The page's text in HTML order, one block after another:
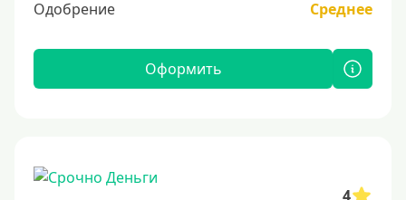
Одобрение
Среднее
Оформить
4